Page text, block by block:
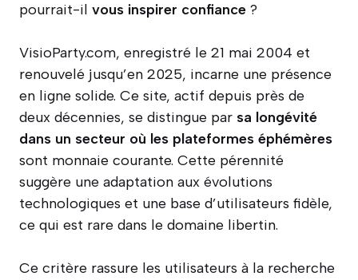
pourrait-il vous inspirer confiance ?
VisioParty.com, enregistré le 21 mai 2004 et
renouvelé jusqu’en 2025, incarne une présence
en ligne solide. Ce site, actif depuis près de
deux décennies, se distingue par sa longévité
dans un secteur où les plateformes éphémères
sont monnaie courante. Cette pérennité
suggère une adaptation aux évolutions
technologiques et une base d’utilisateurs fidèle,
ce qui est rare dans le domaine libertin.
Ce critère rassure les utilisateurs à la recherche